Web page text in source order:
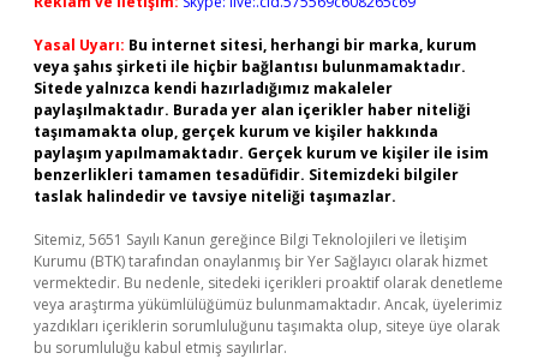
Yasal Uyarı: Bu internet sitesi, herhangi bir marka, kurum
veya şahıs şirketi ile hiçbir bağlantısı bulunmamaktadır.
Sitede yalnızca kendi hazırladığımız makaleler
paylaşılmaktadır. Burada yer alan içerikler haber niteliği
taşımamakta olup, gerçek kurum ve kişiler hakkında
paylaşım yapılmamaktadır. Gerçek kurum ve kişiler ile isim
benzerlikleri tamamen tesadüfidir. Sitemizdeki bilgiler
taslak halindedir ve tavsiye niteliği taşımazlar.
Sitemiz, 5651 Sayılı Kanun gereğince Bilgi Teknolojileri ve İletişim
Kurumu (BTK) tarafından onaylanmış bir Yer Sağlayıcı olarak hizmet
vermektedir. Bu nedenle, sitedeki içerikleri proaktif olarak denetleme
veya araştırma yükümlülüğümüz bulunmamaktadır. Ancak, üyelerimiz
yazdıkları içeriklerin sorumluluğunu taşımakta olup, siteye üye olarak
bu sorumluluğu kabul etmiş sayılırlar.